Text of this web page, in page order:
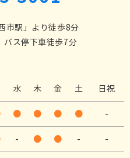
市駅」より徒歩8分
バス停下車徒歩7分
水 木 金 土 日祝
● ● ● ● -
- ● ● - -